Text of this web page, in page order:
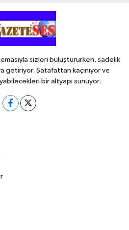
sizleri buluştururken, sadelik
getiriyor. Şatafattan kaçınıyor ve
bir altyapı sunuyor.